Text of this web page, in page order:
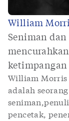
William
Seniman
ketimpangan
William Morris
adalah
pencetak,